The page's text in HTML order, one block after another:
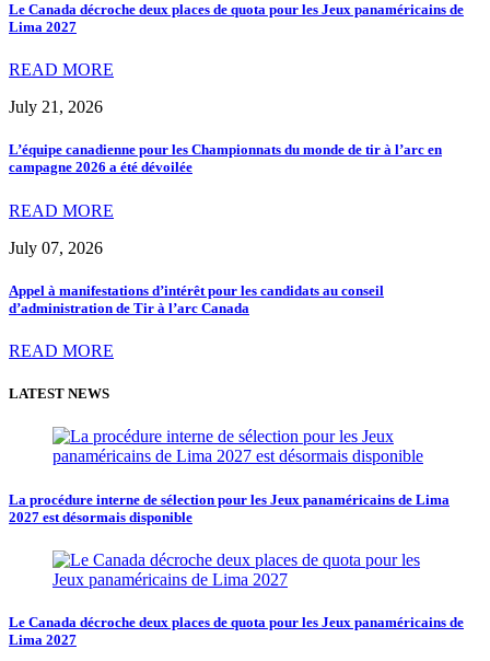
Le Canada décroche deux places de quota pour les Jeux panaméricains de
Lima 2027
READ MORE
July 21, 2026
L’équipe canadienne pour les Championnats du monde de tir à l’arc en
campagne 2026 a été dévoilée
READ MORE
July 07, 2026
Appel à manifestations d’intérêt pour les candidats au conseil
d’administration de Tir à l’arc Canada
READ MORE
LATEST NEWS
La procédure interne de sélection pour les Jeux panaméricains de Lima
2027 est désormais disponible
Le Canada décroche deux places de quota pour les Jeux panaméricains de
Lima 2027